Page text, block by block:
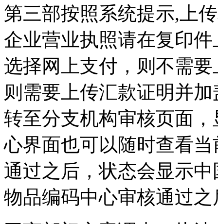
第三部按照系统提示,上
企业营业执照请在复印
选择网上支付，则不需
则需要上传汇款证明并
转至分支机构审核页面
心界面也可以随时查看
通过之后，状态会显示
物品编码中心审核通过